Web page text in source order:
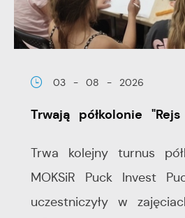
03 - 08 - 2026
Trwają półkolonie
Trwa kolejny turnus
MOKSiR Puck Invest
uczestniczyły w